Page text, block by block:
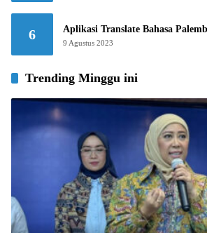
6 Aplikasi Translate Bahasa
9 Agustus 2023
Trending Minggu ini